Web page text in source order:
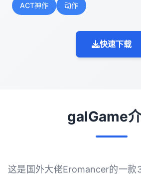
ACT神作 动作
快速下载
galGame
这是国外大佬Eromancer的一款